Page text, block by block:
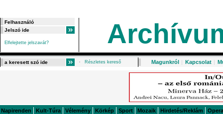
Elfelejtette jelszavát?
Részletes kereső Magunkról | Kapcsolat |
Napirenden Kult-Túra Vélemény Körkép Sport Mozaik Hirdetés/Reklám Opera